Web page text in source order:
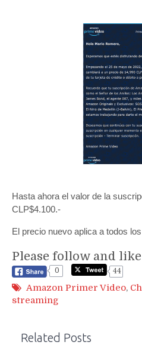
Hasta ahora el valor de la
CLP$4.100.-
El precio nuevo aplica a todos
Please follow and like
0
44
Amazon Primer Video,
streaming
Related Posts